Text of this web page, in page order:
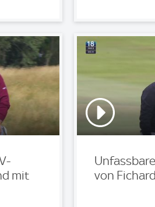
mit
von